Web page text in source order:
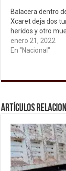
Balacera dentro
Xcaret deja dos
heridos y otro
enero 21, 2022
En "Nacional"
Artículos